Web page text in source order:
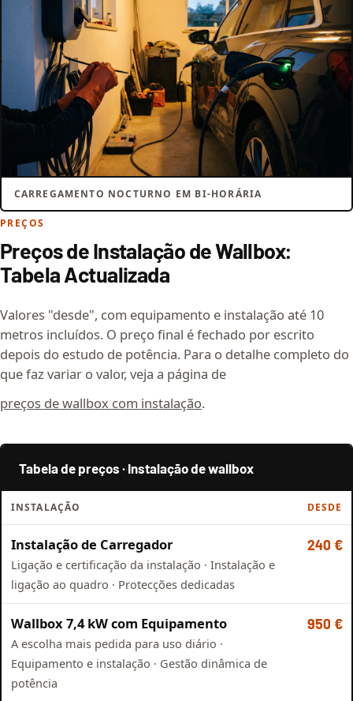
CARREGAMENTO NOCTURNO EM BI-HORÁRIA
PREÇOS
Preços de Instalação de Wallbox:
Tabela Actualizada
Valores "desde", com equipamento e instalação até 10
metros incluídos. O preço final é fechado por escrito
depois do estudo de potência. Para o detalhe completo do
que faz variar o valor, veja a página de
preços de wallbox com instalação.
Tabela de preços · Instalação de wallbox
INSTALAÇÃO DESDE
Instalação de Carregador
Ligação e certificação da instalação · Instalação e
ligação ao quadro · Protecções dedicadas
240 €
Wallbox 7,4 kW com Equipamento
A escolha mais pedida para uso diário ·
Equipamento e instalação · Gestão dinâmica de
potência
950 €